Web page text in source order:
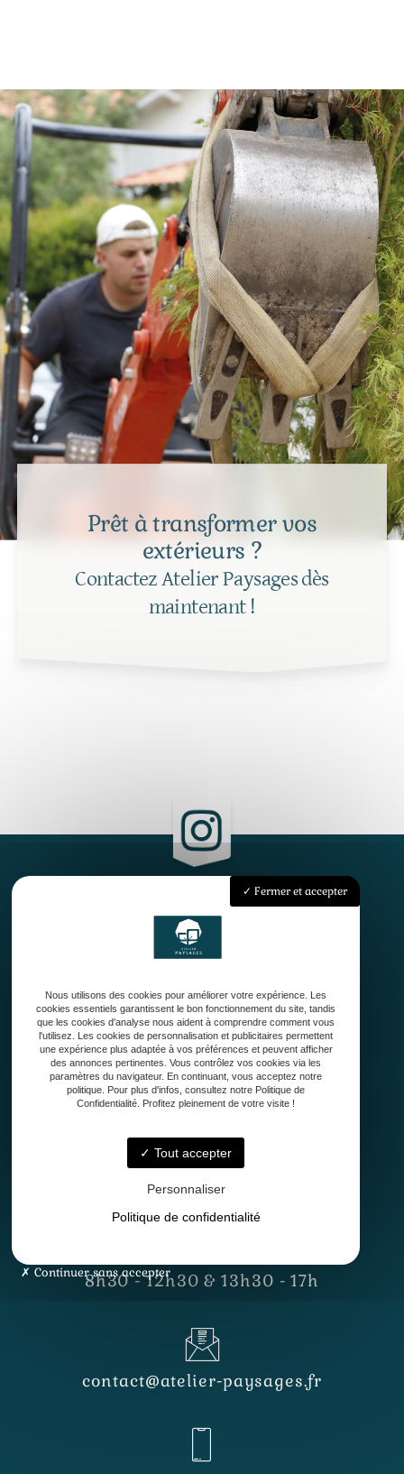
Prêt à transformer vos
extérieurs ?
Contactez Atelier Paysages dès
maintenant !
Accueil
Qui sommes-nous ?
Conception
Entretien de jardin
Contact
33127 Saint-Jean-d'Illac
8h30 - 12h30 & 13h30 - 17h
contact@atelier-paysages.fr
Fermer et accepter
Nous utilisons des cookies pour améliorer votre expérience. Les
cookies essentiels garantissent le bon fonctionnement du site, tandis
que les cookies d'analyse nous aident à comprendre comment vous
l'utilisez. Les cookies de personnalisation et publicitaires permettent
une expérience plus adaptée à vos préférences et peuvent afficher
des annonces pertinentes. Vous contrôlez vos cookies via les
paramètres du navigateur. En continuant, vous acceptez notre
politique. Pour plus d'infos, consultez notre Politique de
Confidentialité. Profitez pleinement de votre visite !
Tout accepter
Personnaliser
Politique de confidentialité
Continuer sans accepter